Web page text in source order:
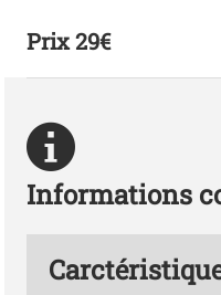
Prix 29€
Informations